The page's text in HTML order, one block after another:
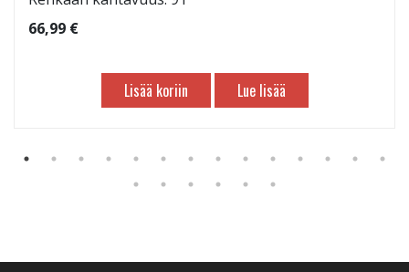
66,99 €
Lisää koriin Lue lisää